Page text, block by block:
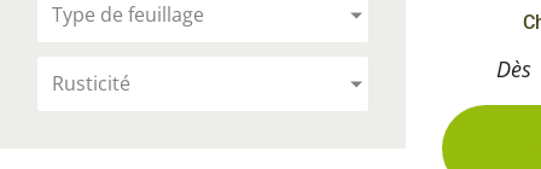
Type de feuillage
Rusticité
Dès